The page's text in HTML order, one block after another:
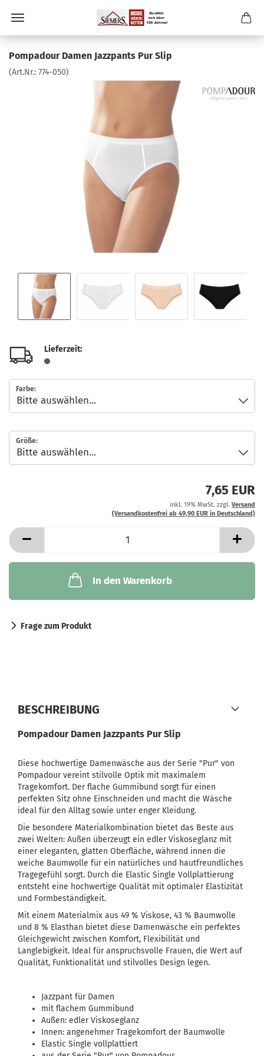
Pompadour Damen Jazzpants Pur Slip
(Art.Nr.: 774-050)
Lieferzeit:
Farbe:
Größe:
7,65 EUR
inkl. 19% MwSt. zzgl. Versand
(Versandkostenfrei ab 49,90 EUR in Deutschland)
In den Warenkorb
Frage zum Produkt
BESCHREIBUNG
Pompadour Damen Jazzpants Pur Slip
Diese hochwertige Damenwäsche aus der Serie "Pur" von
Pompadour vereint stilvolle Optik mit maximalem
Tragekomfort. Der flache Gummibund sorgt für einen
perfekten Sitz ohne Einschneiden und macht die Wäsche
ideal für den Alltag sowie unter enger Kleidung.
Die besondere Materialkombination bietet das Beste aus
zwei Welten: Außen überzeugt ein edler Viskoseglanz mit
einer eleganten, glatten Oberfläche, während innen die
weiche Baumwolle für ein natürliches und hautfreundliches
Tragegefühl sorgt. Durch die Elastic Single Vollplattierung
entsteht eine hochwertige Qualität mit optimaler Elastizität
und Formbeständigkeit.
Mit einem Materialmix aus 49 % Viskose, 43 % Baumwolle
und 8 % Elasthan bietet diese Damenwäsche ein perfektes
Gleichgewicht zwischen Komfort, Flexibilität und
Langlebigkeit. Ideal für anspruchsvolle Frauen, die Wert auf
Qualität, Funktionalität und stilvolles Design legen.
Jazzpant für Damen
mit flachem Gummibund
Außen: edler Viskoseglanz
Innen: angenehmer Tragekomfort der Baumwolle
Elastic Single vollplattiert